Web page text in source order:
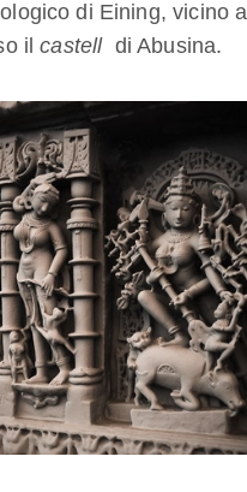
di Eining, vicino a
il castell di Abusina.